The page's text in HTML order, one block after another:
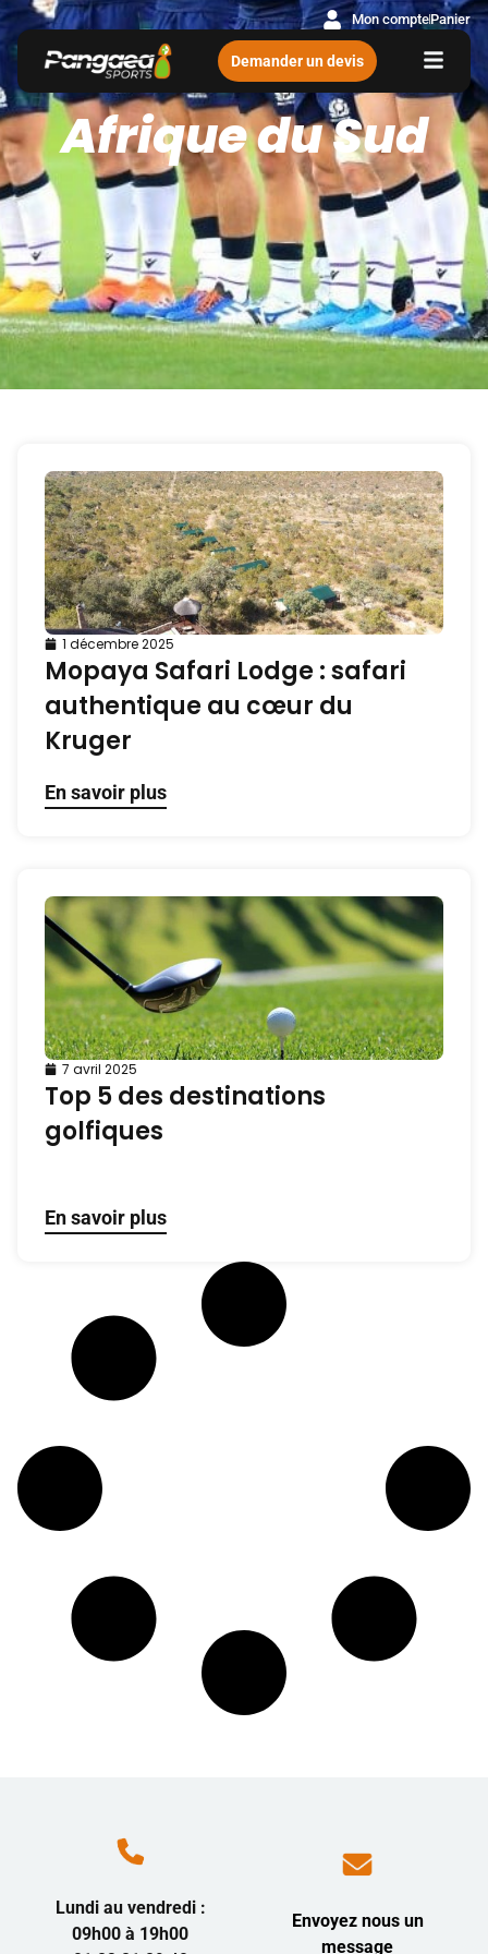
Mon comptePanier
Demander un devis
Afrique du Sud
1 décembre 2025
Mopaya Safari Lodge : safari
authentique au cœur du
Kruger
En savoir plus
7 avril 2025
Top 5 des destinations
golfiques
En savoir plus
Lundi au vendredi :
09h00 à 19h00
Envoyez nous un
message